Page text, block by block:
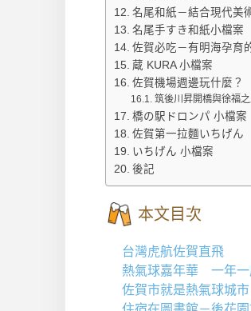
名尾和紙－結合現代美
名尾手すき和紙小檔案
佐賀必吃－有明海孕育
蔵 KURA 小檔案
佐賀機場週邊玩什麼？
筑後川昇開橋與徐福
橋の駅ドロンパ 小檔案
佐賀第一拉麵いちげん
いちげん 小檔案
後記
本文目次
台灣虎航佐賀直飛
熱氣球嘉年華 一年一
佐賀市就是熱氣球城市